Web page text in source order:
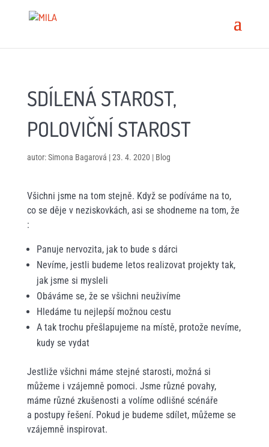
SDÍLENÁ STAROST,
POLOVIČNÍ STAROST
autor:Simona Bagarová |23. 4. 2020 | Blog
Všichni jsme na tom stejně. Když se podíváme na to,
co se děje v neziskovkách, asi se shodneme na tom, že
:
Panuje nervozita, jak to bude s dárci
Nevíme, jestli budeme letos realizovat projekty tak,
jak jsme si mysleli
Obáváme se, že se všichni neuživíme
Hledáme tu nejlepší možnou cestu
A tak trochu přešlapujeme na místě, protože nevíme,
kudy se vydat
Jestliže všichni máme stejné starosti, možná si
můžeme i vzájemně pomoci. Jsme různé povahy,
máme různé zkušenosti a volíme odlišné scénáře
a postupy řešení. Pokud je budeme sdílet, můžeme se
vzájemně inspirovat.